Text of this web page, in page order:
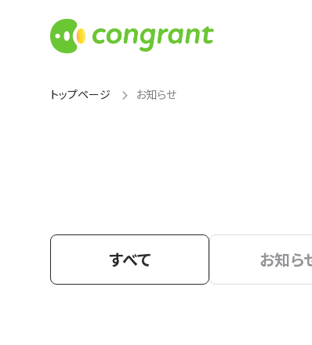
トップページ お知らせ
すべて お知ら